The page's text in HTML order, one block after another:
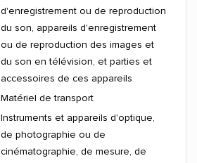
d'enregistrement ou de reproduction
du son, appareils d'enregistrement
ou de reproduction des images et
du son en télévision, et parties et
accessoires de ces appareils
Matériel de transport
Instruments et appareils d'optique,
de photographie ou de
cinématographie, de mesure, de